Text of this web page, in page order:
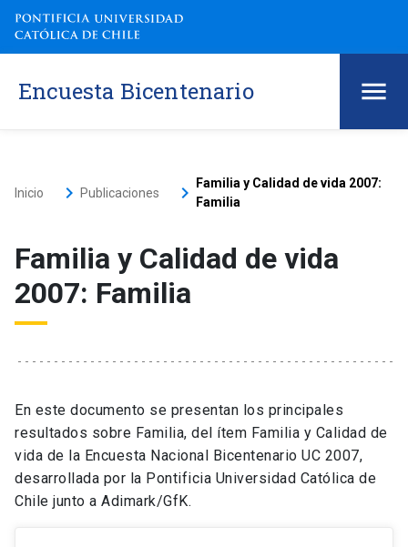
Encuesta Bicentenario
Inicio keyboard_arrow_right Publicaciones keyboard_arrow_right
Familia y Calidad de vida 2007:
Familia
Familia y Calidad de vida
2007: Familia
En este documento se presentan los principales
resultados sobre Familia, del ítem Familia y Calidad de
vida de la Encuesta Nacional Bicentenario UC 2007,
desarrollada por la Pontificia Universidad Católica de
Chile junto a Adimark/GfK.